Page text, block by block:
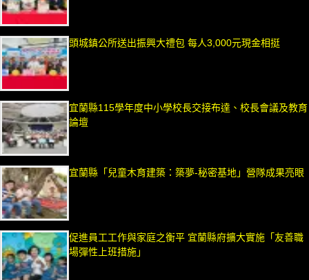
頭城鎮公所送出振興大禮包 每人3,000元現金相挺
宜蘭縣115學年度中小學校長交接布達、校長會議及教育
論壇
宜蘭縣「兒童木育建築：築夢-秘密基地」營隊成果亮眼
促進員工工作與家庭之衡平 宜蘭縣府擴大實施「友善職
場彈性上班措施」